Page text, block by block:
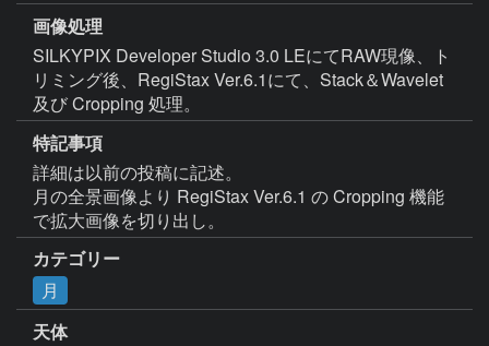
画像処理
SILKYPIX Developer Studio 3.0 LEにてRAW現像、ト
リミング後、RegiStax Ver.6.1にて、Stack＆Wavelet
及び Cropping 処理。
特記事項
詳細は以前の投稿に記述。
月の全景画像より RegiStax Ver.6.1 の Cropping 機能
で拡大画像を切り出し。
カテゴリー
月
天体